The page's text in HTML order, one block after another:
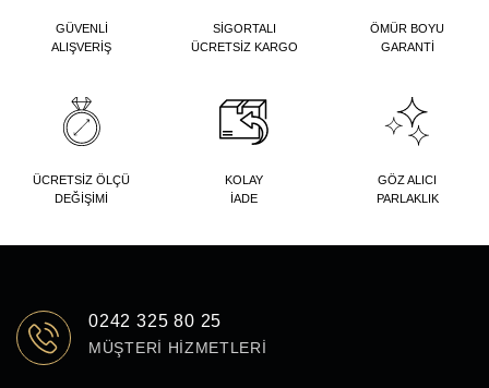
GÜVENLİ
ALIŞVERİŞ
SİGORTALI
ÜCRETSİZ KARGO
ÖMÜR BOYU
GARANTİ
ÜCRETSİZ ÖLÇÜ
DEĞİŞİMİ
KOLAY
İADE
GÖZ ALICI
PARLAKLIK
0242 325 80 25
MÜŞTERI HIZMETLERI